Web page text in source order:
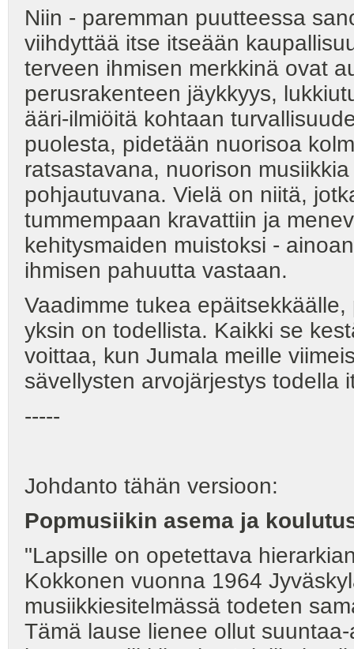
Niin - paremman puutteessa
viihdyttää itse itseään
terveen ihmisen merkkinä ovat
perusrakenteen jäykkyys,
ääri-ilmiöitä kohtaan
puolesta, pidetään nuorisoa
ratsastavana, nuorison
pohjautuvana. Vielä on niitä,
tummempaan kravattiin ja
kehitysmaiden muistoksi -
ihmisen pahuutta vastaan.
Vaadimme tukea
yksin on todellista. Kaikki se
voittaa, kun Jumala meille
sävellysten arvojärjestys todella
-----
Johdanto tähän versioon:
Popmusiikin asema ja
"Lapsille on opetettava
Kokkonen vuonna 1964
musiikkiesitelmässä todeten
Tämä lause lienee ollut